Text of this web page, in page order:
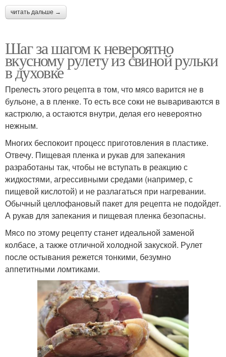
читать дальше →
Шаг за шагом к невероятно
вкусному рулету из свиной рульки
в духовке
Прелесть этого рецепта в том, что мясо варится не в
бульоне, а в пленке. То есть все соки не вывариваются в
кастрюлю, а остаются внутри, делая его невероятно
нежным.
Многих беспокоит процесс приготовления в пластике.
Отвечу. Пищевая пленка и рукав для запекания
разработаны так, чтобы не вступать в реакцию с
жидкостями, агрессивными средами (например, с
пищевой кислотой) и не разлагаться при нагревании.
Обычный целлофановый пакет для рецепта не подойдет.
А рукав для запекания и пищевая пленка безопасны.
Мясо по этому рецепту станет идеальной заменой
колбасе, а также отличной холодной закуской. Рулет
после остывания режется тонкими, безумно
аппетитными ломтиками.